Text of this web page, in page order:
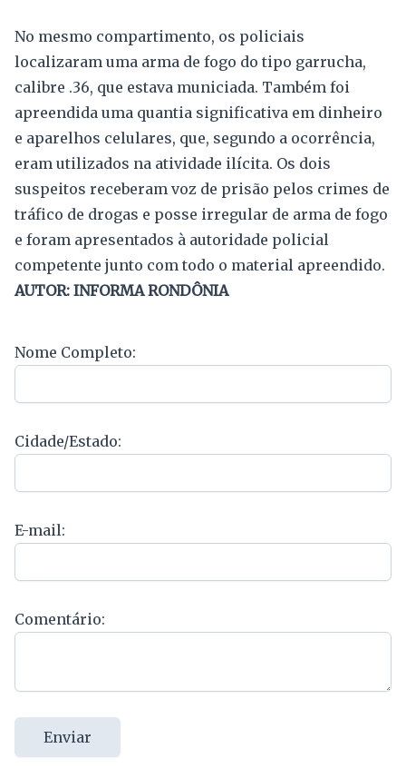
No mesmo compartimento, os policiais
localizaram uma arma de fogo do tipo garrucha,
calibre .36, que estava municiada. Também foi
apreendida uma quantia significativa em dinheiro
e aparelhos celulares, que, segundo a ocorrência,
eram utilizados na atividade ilícita. Os dois
suspeitos receberam voz de prisão pelos crimes de
tráfico de drogas e posse irregular de arma de fogo
e foram apresentados à autoridade policial
competente junto com todo o material apreendido.
AUTOR: INFORMA RONDÔNIA
Nome Completo:
Cidade/Estado:
E-mail:
Comentário:
Enviar